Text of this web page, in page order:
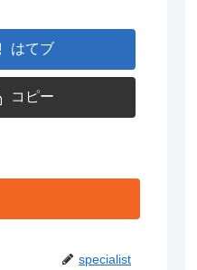
はてブ
コピー
specialist